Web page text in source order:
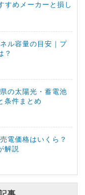
すめメーカーと損し
ル容量の目安｜プ
？
の太陽光・蓄電池
条件まとめ
電価格はいくら？
解説